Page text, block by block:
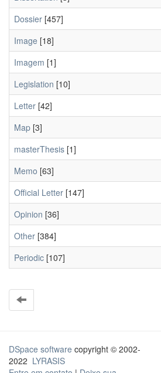
Dossier [457]
Image [18]
Imagem [1]
Legislation [10]
Letter [42]
Map [3]
masterThesis [1]
Memo [63]
Official Letter [147]
Opinion [36]
Other [384]
Periodic [107]
DSpace software copyright © 2002-
2022 LYRASIS